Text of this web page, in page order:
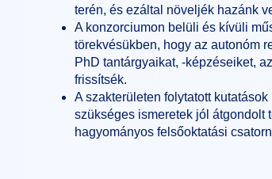
terén, és ezáltal növeljék hazánk
A konzorciumon belüli és kívüli
törekvésükben, hogy az autonóm
PhD tantárgyaikat, -képzéseiket,
frissítsék.
A szakterületen folytatott
szükséges ismeretek jól átgondolt
hagyományos felsőoktatási